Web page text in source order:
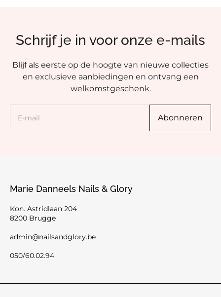
Schrijf je in voor onze e-mails
Blijf als eerste op de hoogte van nieuwe collecties
en exclusieve aanbiedingen en ontvang een
welkomstgeschenk.
Abonneren
Marie Danneels Nails & Glory
Kon. Astridlaan 204
8200 Brugge
admin@nailsandglory.be
050/60.02.94